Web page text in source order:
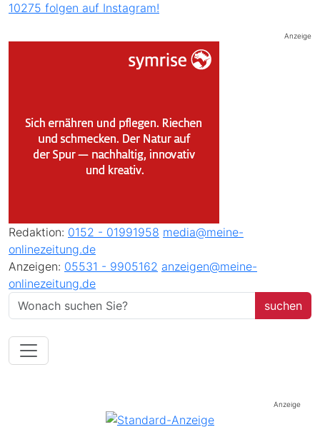
10275 folgen auf Instagram!
Anzeige
Redaktion: 0152 - 01991958 media@meine-
onlinezeitung.de
Anzeigen: 05531 - 9905162 anzeigen@meine-
onlinezeitung.de
Anzeige